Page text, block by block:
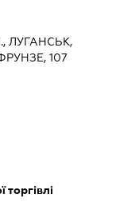
ЛУГАНСЬК,
107
торгівлі